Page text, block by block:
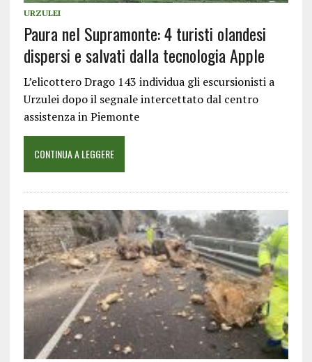
URZULEI
Paura nel Supramonte: 4 turisti olandesi
dispersi e salvati dalla tecnologia Apple
L’elicottero Drago 143 individua gli escursionisti a
Urzulei dopo il segnale intercettato dal centro
assistenza in Piemonte
CONTINUA A LEGGERE